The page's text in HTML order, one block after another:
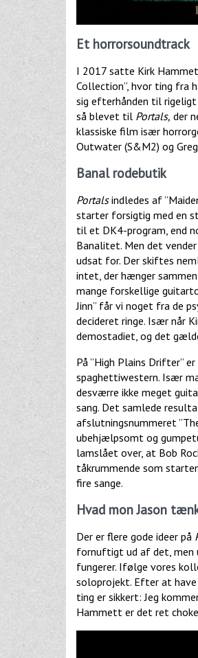
Et horrorsoundtrack
I 2017 satte Kirk
Collection”, hvor ting fra
sig efterhånden til
så blevet til Portals, der
klassiske film især
Outwater (S&M2) og
Banal rodebutik
Portalsindledes af
starter forsigtig med en
til et DK4-program, end
Banalitet. Men det
udsat for. Der skiftes
intet, der hænger
mange forskellige
Jinn” får vi noget fra de
decideret ringe. Især når
demostadiet, og det
På ”High Plains Drifter”
spaghettiwestern. Især
desværre ikke meget
sang. Det samlede
afslutningsnummeret
ubehjælpsomt og
lamslået over, at Bob
tåkrummende som
fire sange.
Hvad mon Jason
Der er flere gode ideer på
fornuftigt ud af det, men
fungerer. Ifølge vores
soloprojekt. Efter at have
ting er sikkert: Jeg
Hammett er det ret